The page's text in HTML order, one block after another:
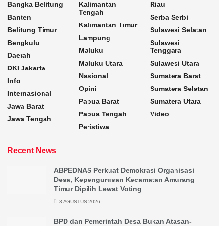
Bangka Belitung
Banten
Belitung Timur
Bengkulu
Daerah
DKI Jakarta
Info
Internasional
Jawa Barat
Jawa Tengah
Kalimantan
Tengah
Kalimantan Timur
Lampung
Maluku
Maluku Utara
Nasional
Opini
Papua Barat
Papua Tengah
Peristiwa
Riau
Serba Serbi
Sulawesi Selatan
Sulawesi
Tenggara
Sulawesi Utara
Sumatera Barat
Sumatera Selatan
Sumatera Utara
Video
Recent News
ABPEDNAS Perkuat Demokrasi Organisasi
Desa, Kepengurusan Kecamatan Amurang
Timur Dipilih Lewat Voting
3 AGUSTUS 2026
BPD dan Pemerintah Desa Bukan Atasan-